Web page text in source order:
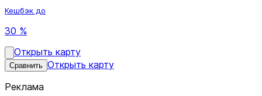
Кешбэк до
30 %
Открыть карту
Сравнить Открыть карту
Реклама